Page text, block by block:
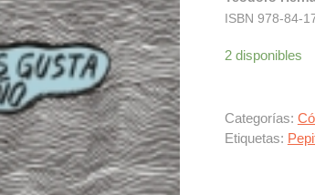
ISBN 978-84-
2 disponibles
Categorías:
Etiquetas: